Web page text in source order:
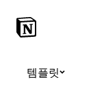
템플릿